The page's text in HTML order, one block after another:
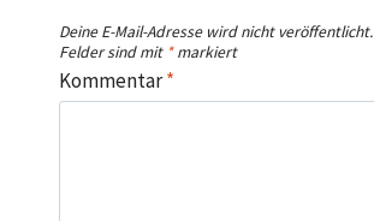
Deine E-Mail-Adresse wird nicht veröffentlicht.
Felder sind mit *markiert
Kommentar*